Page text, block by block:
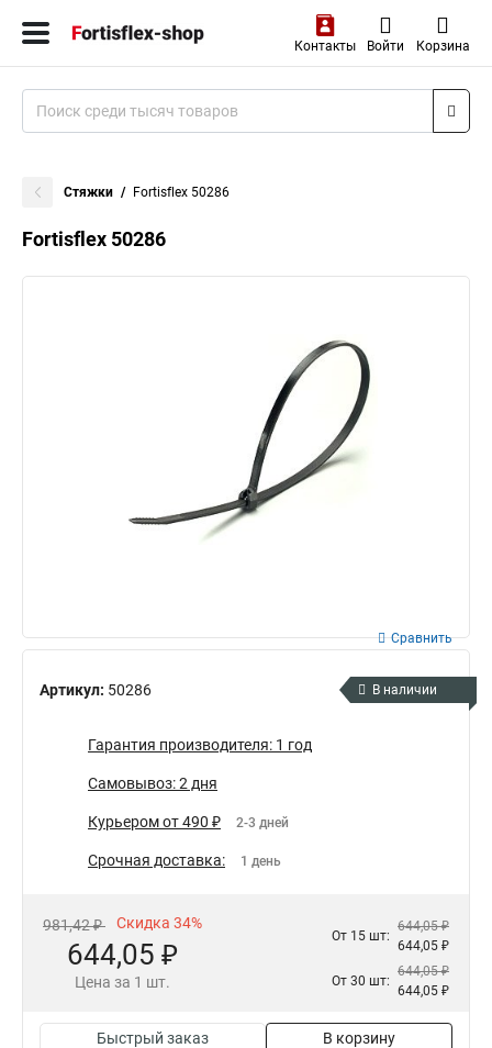
Контакты Войти Корзина
Стяжки Fortisflex 50286
Fortisflex 50286
Артикул: 50286
Сравнить
В наличии
Гарантия производителя: 1 год
Самовывоз: 2 дня
Курьером от 490 ₽ 2-3 дней
Срочная доставка: 1 день
981,42 ₽ Скидка 34%
644,05 ₽
Цена за 1 шт.
От 15 шт:
644,05 ₽
644,05 ₽
От 30 шт:
644,05 ₽
644,05 ₽
Быстрый заказ В корзину